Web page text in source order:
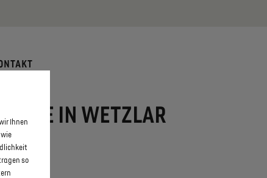
IN WETZLAR
Ihnen
so